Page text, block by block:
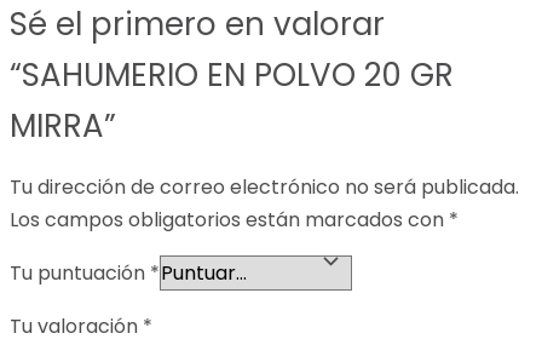
Sé el primero en valorar
“SAHUMERIO EN POLVO 20 GR
MIRRA”
Tu dirección de correo electrónico no será publicada.
Los campos obligatorios están marcados con *
Tu puntuación *
Tu valoración *